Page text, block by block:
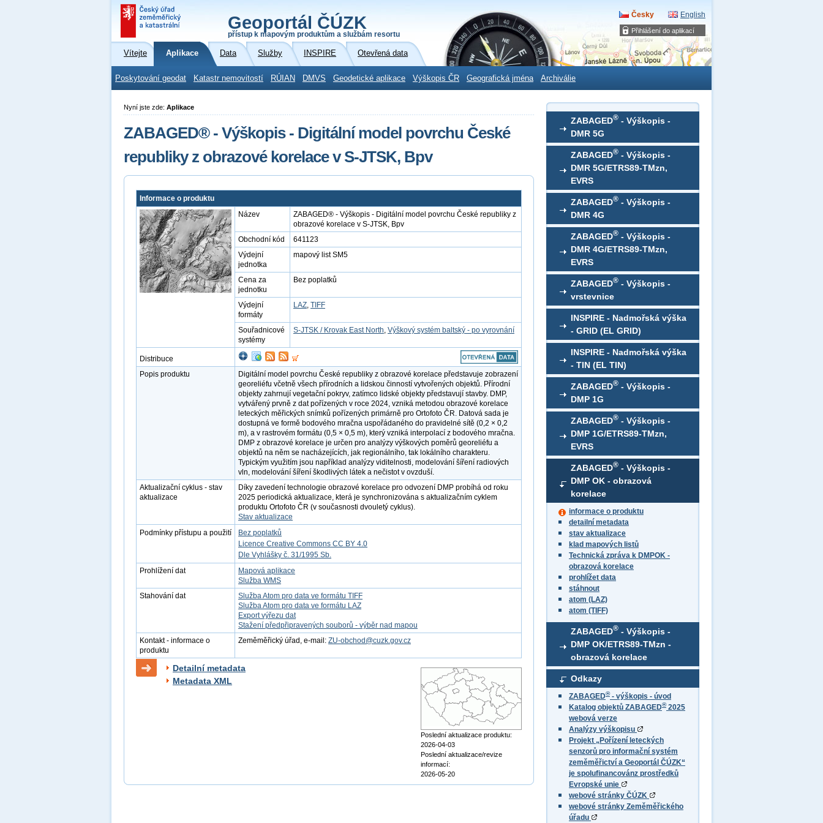
Přihlášení do aplikací
Geoportál ČÚZK
přístup k mapovým produktům a službám resortu
Česky English
Vítejte Aplikace Data Služby INSPIRE Otevřená data
Poskytování geodat Katastr nemovitostí RÚIAN DMVS Geodetické aplikace Výškopis ČR Geografická jména Archiválie
ZABAGED® - Výškopis -
DMR 5G
ZABAGED® - Výškopis -
DMR 5G/ETRS89-TMzn,
EVRS
ZABAGED® - Výškopis -
DMR 4G
ZABAGED® - Výškopis -
DMR 4G/ETRS89-TMzn,
EVRS
ZABAGED® - Výškopis -
vrstevnice
INSPIRE - Nadmořská výška
- GRID (EL GRID)
INSPIRE - Nadmořská výška
- TIN (EL TIN)
ZABAGED® - Výškopis -
DMP 1G
ZABAGED® - Výškopis -
DMP 1G/ETRS89-TMzn,
EVRS
ZABAGED® - Výškopis -
DMP OK - obrazová
korelace
informace o produktu
detailní metadata
stav aktualizace
klad mapových listů
Technická zpráva k DMPOK -
obrazová korelace
prohlížet data
stáhnout
atom (LAZ)
atom (TIFF)
ZABAGED® - Výškopis -
DMP OK/ETRS89-TMzn -
obrazová korelace
Odkazy
ZABAGED®- výškopis - úvod
Katalog objektů ZABAGED®2025
webová verze
Analýzy výškopisu
Projekt „Pořízení leteckých
senzorů pro informační systém
zeměměřictví a Geoportál ČÚZK“
je spolufinancovánz prostředků
Evropské unie
webové stránky ČÚZK
webové stránky Zeměměřického
úřadu
Nyní jste zde: Aplikace
ZABAGED® - Výškopis - Digitální model povrchu České
republiky z obrazové korelace v S-JTSK, Bpv
Informace o produktu
Název
ZABAGED® - Výškopis - Digitální model povrchu České republiky z
obrazové korelace v S-JTSK, Bpv
Obchodní kód
641123
Výdejní
jednotka
mapový list SM5
Cena za
jednotku
Bez poplatků
Výdejní
formáty
LAZ, TIFF
Souřadnicové
systémy
S-JTSK / Krovak East North, Výškový systém baltský - po vyrovnání
Distribuce
Popis produktu
Digitální model povrchu České republiky z obrazové korelace představuje zobrazení
georeliéfu včetně všech přírodních a lidskou činností vytvořených objektů. Přírodní
objekty zahrnují vegetační pokryv, zatímco lidské objekty představují stavby. DMP,
vytvářený prvně z dat pořízených v roce 2024, vzniká metodou obrazové korelace
leteckých měřických snímků pořízených primárně pro Ortofoto ČR. Datová sada je
dostupná ve formě bodového mračna uspořádaného do pravidelné sítě (0,2 × 0,2
m), a v rastrovém formátu (0,5 × 0,5 m), který vzniká interpolací z bodového mračna.
DMP z obrazové korelace je určen pro analýzy výškových poměrů georeliéfu a
objektů na něm se nacházejících, jak regionálního, tak lokálního charakteru.
Typickým využitím jsou například analýzy viditelnosti, modelování šíření radiových
vln, modelování šíření škodlivých látek a nečistot v ovzduší.
Aktualizační cyklus - stav
aktualizace
Díky zavedení technologie obrazové korelace pro odvození DMP probíhá od roku
2025 periodická aktualizace, která je synchronizována s aktualizačním cyklem
produktu Ortofoto ČR (v současnosti dvouletý cyklus).
Stav aktualizace
Podmínky přístupu a použití
Bez poplatků
Licence Creative Commons CC BY 4.0
Dle Vyhlášky č. 31/1995 Sb.
Prohlížení dat
Mapová aplikace
Služba WMS
Stahování dat
Služba Atom pro data ve formátu TIFF
Služba Atom pro data ve formátu LAZ
Export výřezu dat
Stažení předpřipravených souborů - výběr nad mapou
Kontakt - informace o
produktu
Zeměměřický úřad, e-mail: ZU-obchod@cuzk.gov.cz
Detailní metadata
Metadata XML
Poslední aktualizace produktu:
2026-04-03
Poslední aktualizace/revize
informací:
2026-05-20